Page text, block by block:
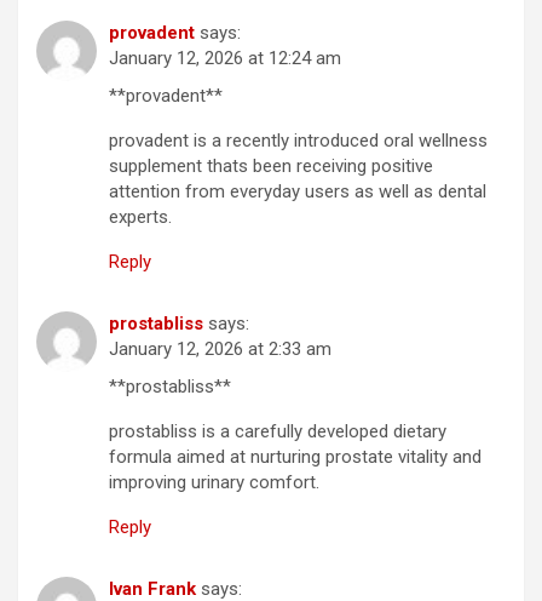
provadent says:
January 12, 2026 at 12:24 am
**provadent**
provadent is a recently introduced oral wellness
supplement thats been receiving positive
attention from everyday users as well as dental
experts.
Reply
prostabliss says:
January 12, 2026 at 2:33 am
**prostabliss**
prostabliss is a carefully developed dietary
formula aimed at nurturing prostate vitality and
improving urinary comfort.
Reply
Ivan Frank says: